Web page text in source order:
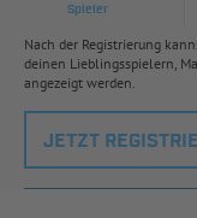
Spieler
Nach der Registrierung
deinen Lieblingsspielern,
angezeigt werden.
JETZT